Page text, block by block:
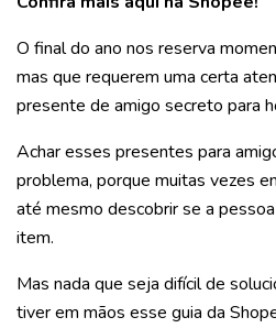
O final do ano nos reserva
mas que requerem uma certa
presente de amigo secreto para
Achar esses presentes para
problema, porque muitas vezes
até mesmo descobrir se a
item.
Mas nada que seja difícil de
tiver em mãos esse guia da